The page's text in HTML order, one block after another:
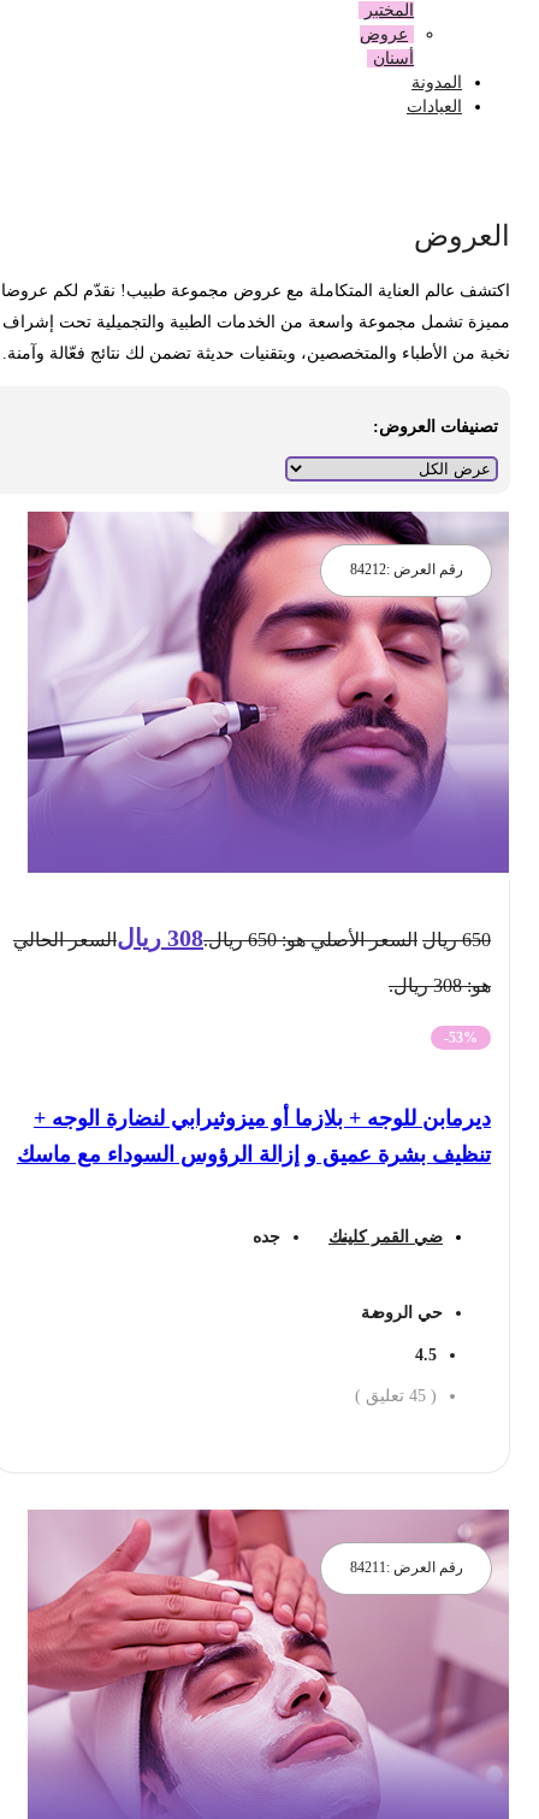
المختبر
عروض
أسنان
المدونة
العيادات
عالم العناية المتكاملة مع عروض مجموعة طبيب! نقدّم لكم عروضا
تشمل مجموعة واسعة من الخدمات الطبية والتجميلية تحت إشراف
من الأطباء والمتخصصين، وبتقنيات حديثة تضمن لك نتائج فعّالة وآمنة.
تصنيفات العروض:
رقم العرض :84212
ريال السعر الأصلي هو: 650 ريال. 308 ريال السعر الحالي
-53%
ديرمابن للوجه + بلازما أو ميزوثيرابي لنضارة الوجه +
تنظيف بشرة عميق و إزالة الرؤوس السوداء مع ماسك
ضي القمر كلينك جده
حي الروضة
4.5
45 تعليق )
رقم العرض :84211